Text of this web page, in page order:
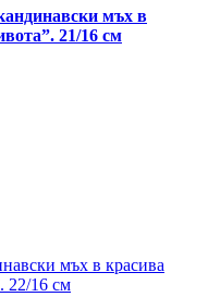
мъх в
21/16 см